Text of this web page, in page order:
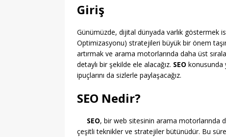
Giriş
Günümüzde, dijital dünyada varlık göstermek
Optimizasyonu) stratejileri büyük bir önem
artırmak ve arama motorlarında daha üst
detaylı bir şekilde ele alacağız. SEO konusunda
ipuçlarını da sizlerle paylaşacağız.
SEO Nedir?
SEO, bir web sitesinin arama motorlarında
çeşitli teknikler ve stratejiler bütünüdür. Bu